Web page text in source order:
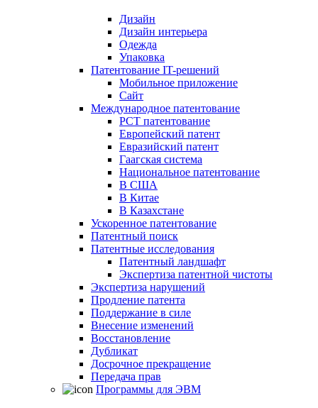
Дизайн
Дизайн интерьера
Одежда
Упаковка
Патентование IT-решений
Мобильное приложение
Сайт
Международное патентование
PCT патентование
Европейский патент
Евразийский патент
Гаагская система
Национальное патентование
В США
В Китае
В Казахстане
Ускоренное патентование
Патентный поиск
Патентные исследования
Патентный ландшафт
Экспертиза патентной чистоты
Экспертиза нарушений
Продление патента
Поддержание в силе
Внесение изменений
Восстановление
Дубликат
Досрочное прекращение
Передача прав
Программы для ЭВМ